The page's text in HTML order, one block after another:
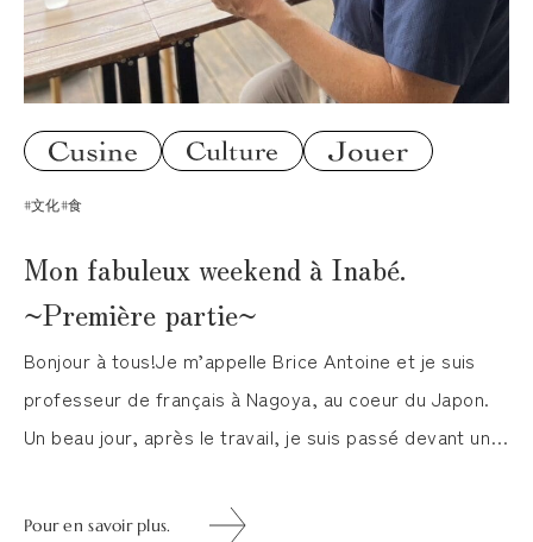
#文化#食
Mon fabuleux weekend à Inabé.
~Première partie~
Bonjour à tous!Je m’appelle Brice Antoine et je suis
professeur de français à Nagoya, au coeur du Japon.
Un beau jour, après le travail, je suis passé devant un
marché bio, ce qui m’intrigua car c’est assez rare au
Pour en savoir plus.